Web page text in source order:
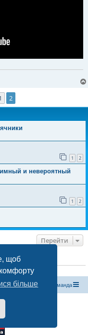
щоб
більше
2
1 2
и невероятный
1 2
Перейти
і 0 гостей
«Рюкзак» Команда
© phpBB Limited